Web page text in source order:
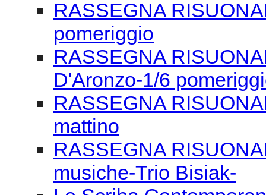
mattino
RASSEGNA
musiche-Trio Bisiak-
Lo Scriba
ai tempi del digitale di
#ESERCIZI DI
Alziamo il volume
Libro: che Spettacolo!